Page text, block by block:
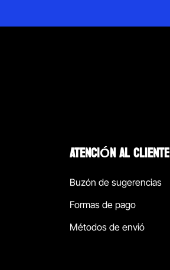
ATENCIÓN AL CLIENTE
Buzón de sugerencias
Formas de pago
Métodos de envió